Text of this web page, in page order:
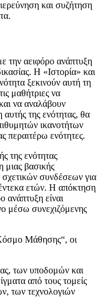
και συζήτηση
την αειφόρο ανάπτυξη
Η «Ιστορία» και
ξεκινούν αυτή τη
μαθήτριες να
να αναλάβουν
της ενότητας, θα
ικανοτήτων
περαιτέρω ενότητες.
της ενότητας
μιας βασικής
συνδέσεων για
έντεκα ετών. Η απόκτηση
ανάπτυξη είναι
μέσω συνεχιζόμενης
Μάθησης“, οι
των υποδομών και
από τους τομείς
των τεχνολογιών